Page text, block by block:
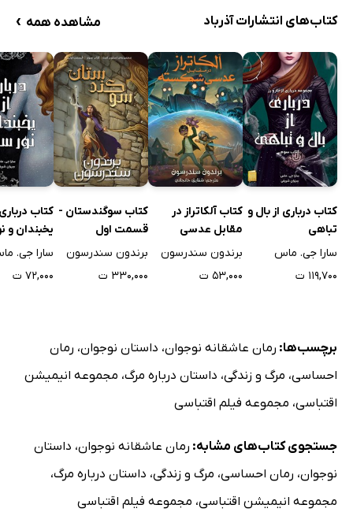
کتاب‌های انتشارات آذرباد مشاهده همه ›
کتاب درباری از بال و
تباهی
سارا جی. ماس
۱۱۹,۷۰۰ ت
کتاب آلکاتراز در
مقابل عدسی
شکسته
برندون سندرسون
۵۳,۰۰۰ ت
کتاب سوگندستان -
قسمت اول
برندون سندرسون
۳۳۰,۰۰۰ ت
کتاب
یخبندان و
سارا جی.
۷۲,۰۰۰ ت
برچسب‌ها: رمان عاشقانه نوجوان، داستان نوجوان، رمان
احساسی، مرگ و زندگی، داستان درباره مرگ، مجموعه انیمیشن
اقتباسی، مجموعه فیلم اقتباسی
جستجوی کتاب‌های مشابه: رمان عاشقانه نوجوان، داستان
نوجوان، رمان احساسی، مرگ و زندگی، داستان درباره مرگ،
مجموعه انیمیشن اقتباسی، مجموعه فیلم اقتباسی